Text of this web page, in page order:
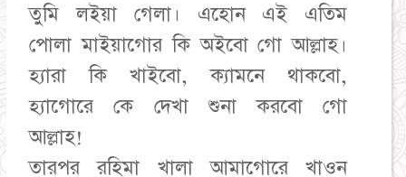
তুমি লইয়া গেলা। এহোন এই এতিম
পোলা মাইয়াগোর কি অইবো গো আল্লাহ।
হ্যারা কি খাইবো, ক্যামনে থাকবো,
হ্যাগোরে কে দেখা শুনা করবো গো
আল্লাহ!
তারপর রহিমা খালা আমাগোরে খাওন